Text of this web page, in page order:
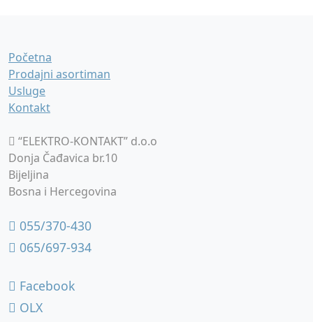
Početna
Prodajni asortiman
Usluge
Kontakt
“ELEKTRO-KONTAKT” d.o.o
Donja Čađavica br.10
Bijeljina
Bosna i Hercegovina
055/370-430
065/697-934
Facebook
OLX